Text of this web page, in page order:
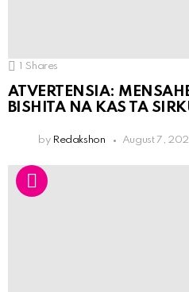
1 Shares
ATVERTENSIA:
BISHITA NA KAS TA
by Redakshon August 7,